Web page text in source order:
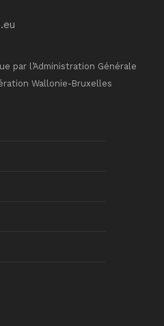
par l’Administration Générale
Wallonie-Bruxelles